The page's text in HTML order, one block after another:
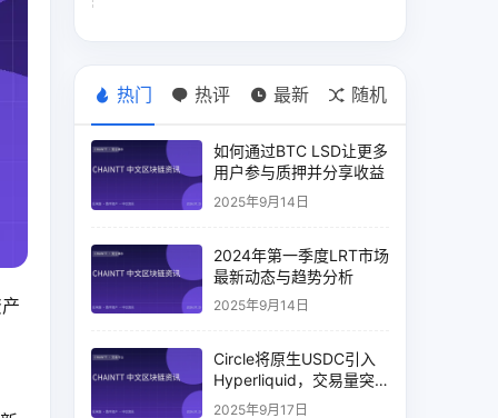
热门 热评 最新 随机
如何通过BTC LSD让更多
用户参与质押并分享收益
2025年9月14日
2024年第一季度LRT市场
最新动态与趋势分析
2025年9月14日
Circle将原生USDC引入
Hyperliquid，交易量突
破币安14%
2025年9月17日